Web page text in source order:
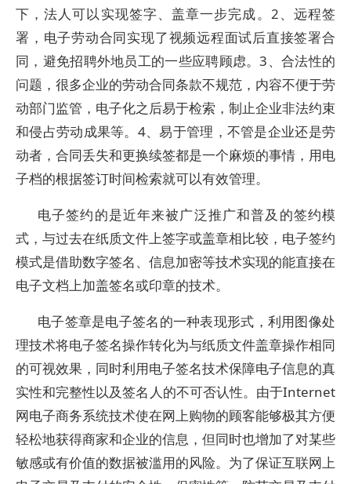
下，法人可以实现签字、盖章一步完成。2、远程签
署，电子劳动合同实现了视频远程面试后直接签署合
同，避免招聘外地员工的一些应聘顾虑。3、合法性的
问题，很多企业的劳动合同条款不规范，内容不便于劳
动部门监管，电子化之后易于检索，制止企业非法约束
和侵占劳动成果等。4、易于管理，不管是企业还是劳
动者，合同丢失和更换续签都是一个麻烦的事情，用电
子档的根据签订时间检索就可以有效管理。
电子签约的是近年来被广泛推广和普及的签约模
式，与过去在纸质文件上签字或盖章相比较，电子签约
模式是借助数字签名、信息加密等技术实现的能直接在
电子文档上加盖签名或印章的技术。
电子签章是电子签名的一种表现形式，利用图像处
理技术将电子签名操作转化为与纸质文件盖章操作相同
的可视效果，同时利用电子签名技术保障电子信息的真
实性和完整性以及签名人的不可否认性。由于Internet
网电子商务系统技术使在网上购物的顾客能够极其方便
轻松地获得商家和企业的信息，但同时也增加了对某些
敏感或有价值的数据被滥用的风险。为了保证互联网上